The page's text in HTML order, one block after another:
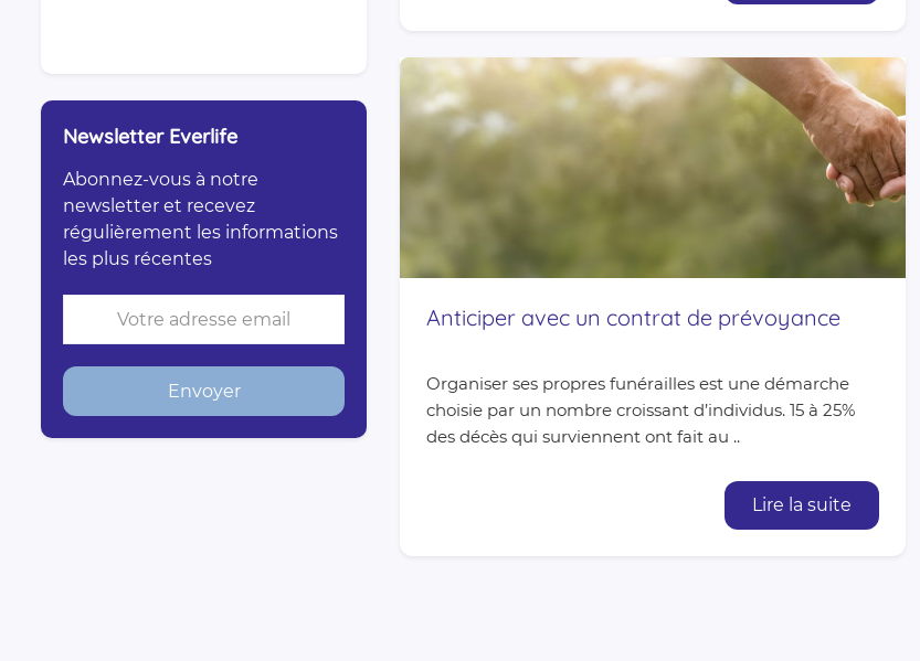
Newsletter Everlife
Abonnez-vous à notre
newsletter et recevez
régulièrement les informations
les plus récentes
Anticiper avec un contrat de prévoyance
Organiser ses propres funérailles est une démarche
choisie par un nombre croissant d’individus. 15 à 25%
des décès qui surviennent ont fait au ..
Lire la suite